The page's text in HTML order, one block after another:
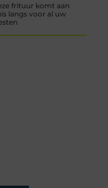
frituur komt aan
langs voor al uw